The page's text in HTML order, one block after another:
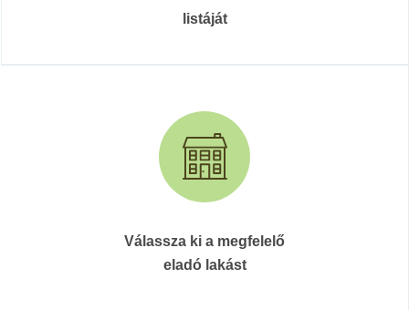
listáját
Válassza ki a megfelelő
eladó lakást